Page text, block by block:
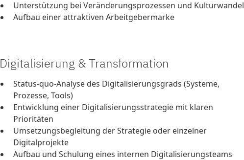
Unterstützung bei Veränderungsprozessen und Kulturwandel
Aufbau einer attraktiven Arbeitgebermarke
Digitalisierung & Transformation
Status-quo-Analyse des Digitalisierungsgrads (Systeme,
Prozesse, Tools)
Entwicklung einer Digitalisierungsstrategie mit klaren
Prioritäten
Umsetzungsbegleitung der Strategie oder einzelner
Digitalprojekte
Aufbau und Schulung eines internen Digitalisierungsteams